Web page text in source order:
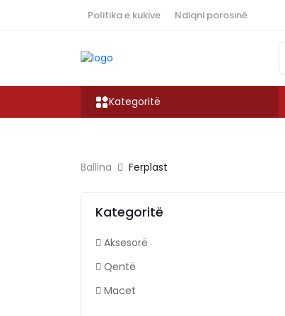
Politika e kukive Ndiqni porosinë
Kategoritë
Ballina Ferplast
Kategoritë
Aksesorë
Qentë
Macet